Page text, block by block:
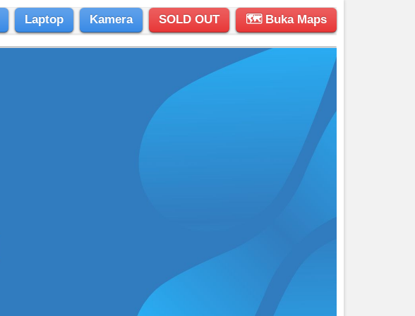
Laptop Kamera SOLD OUT 🗺 Buka Maps